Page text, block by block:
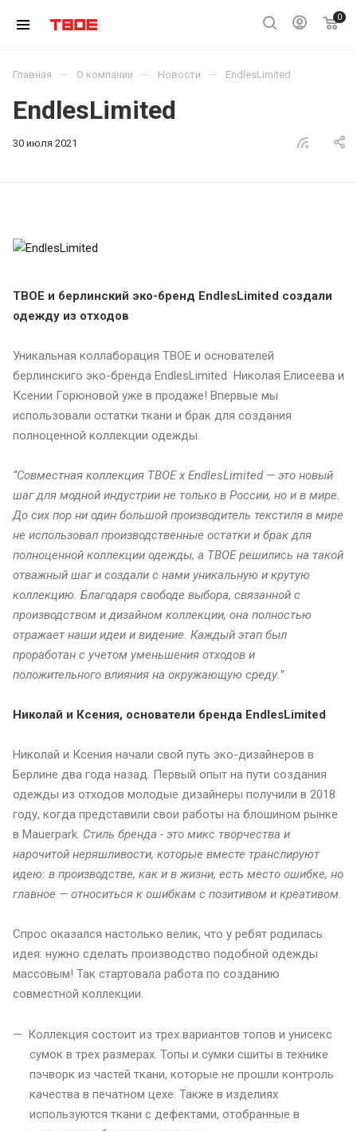
0
Главная — О компании — Новости — EndlesLimited
EndlesLimited
30 июля 2021
ТВОЕ и берлинский эко-бренд EndlesLimited создали
одежду из отходов
Уникальная коллаборация ТВОЕ и основателей
берлинскиго эко-бренда EndlesLimited Николая Елисеева и
Ксении Горюновой уже в продаже! Впервые мы
использовали остатки ткани и брак для создания
полноценной коллекции одежды.
“Совместная коллекция ТВОЕ x EndlesLimited — это новый
шаг для модной индустрии не только в России, но и в мире.
До сих пор ни один большой производитель текстиля в мире
не использовал производственные остатки и брак для
полноценной коллекции одежды, а ТВОЕ решились на такой
отважный шаг и создали с нами уникальную и крутую
коллекцию. Благодаря свободе выбора, связанной с
производством и дизайном коллекции, она полностью
отражает наши идеи и видение. Каждый этап был
проработан с учетом уменьшения отходов и
положительного влияния на окружающую среду.”
Николай и Ксения, основатели бренда EndlesLimited
Николай и Ксения начали свой путь эко-дизайнеров в
Берлине два года назад. Первый опыт на пути создания
одежды из отходов молодые дизайнеры получили в 2018
году, когда представили свои работы на блошином рынке
в Mauerpark. Стиль бренда - это микс творчества и
нарочитой неряшливости, которые вместе транслируют
идею: в производстве, как и в жизни, есть место ошибке, но
главное — относиться к ошибкам с позитивом и креативом.
Спрос оказался настолько велик, что у ребят родилась
идея: нужно сделать производство подобной одежды
массовым! Так стартовала работа по созданию
совместной коллекции.
Коллекция состоит из трех вариантов топов и унисекс
сумок в трех размерах. Топы и сумки сшиты в технике
пэчворк из частей ткани, которые не прошли контроль
качества в печатном цехе. Также в изделиях
используются ткани с дефектами, отобранные в